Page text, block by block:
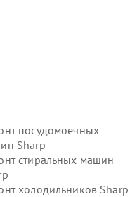
посудомоечных
Sharp
стиральных машин
холодильников Sharp